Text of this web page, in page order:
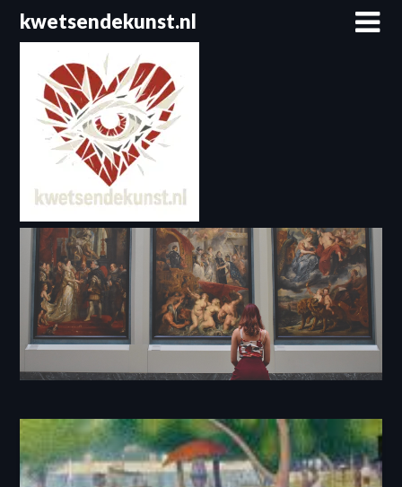
Spring
naar
inhoud
kwetsendekunst.nl